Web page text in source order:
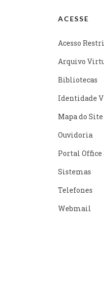
ACESSE
Acesso
Arquivo
Bibliotecas
Identidade
Mapa do Site
Ouvidoria
Portal Office
Sistemas
Telefones
Webmail